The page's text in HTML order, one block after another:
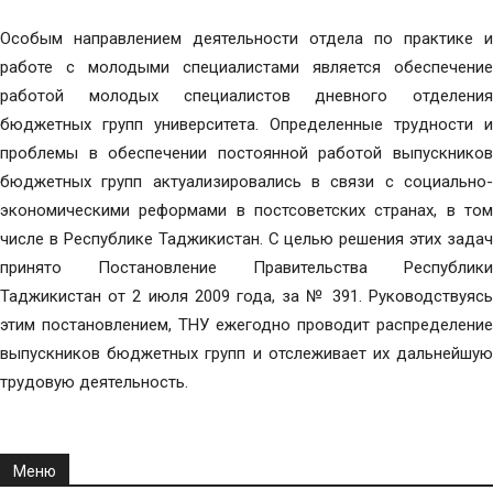
Особым направлением деятельности отдела по практике и
работе с молодыми специалистами является обеспечение
работой молодых специалистов дневного отделения
бюджетных групп университета. Определенные трудности и
проблемы в обеспечении постоянной работой выпускников
бюджетных групп актуализировались в связи с социально-
экономическими реформами в постсоветских странах, в том
числе в Республике Таджикистан. С целью решения этих задач
принято Постановление Правительства Республики
Таджикистан от 2 июля 2009 года, за № 391. Руководствуясь
этим постановлением, ТНУ ежегодно проводит распределение
выпускников бюджетных групп и отслеживает их дальнейшую
трудовую деятельность.
Меню